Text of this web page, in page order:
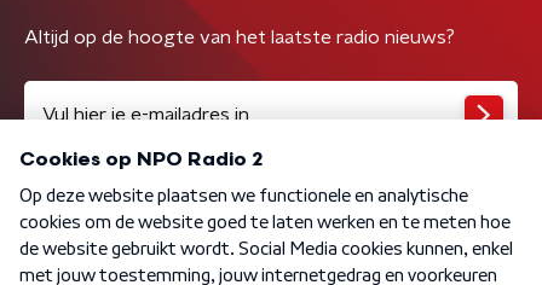
Altijd op de hoogte van het laatste radio nieuws?
Algemene voorwaarden